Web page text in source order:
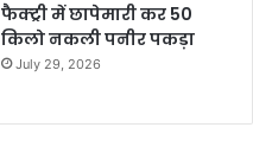
फैक्ट्री में छापेमारी कर 50
किलो नकली पनीर पकड़ा
July 29, 2026